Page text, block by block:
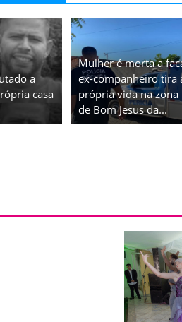
a
casa
Mulher é morta a
ex-companheiro tira
própria vida na
de Bom Jesus da...